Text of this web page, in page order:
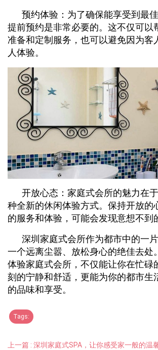
预约体验：为了确保能享受到最
提前预约是非常必要的。这不仅可以
准备和定制服务，也可以避免因为客
人体验。
开放心态：家庭式会所的魅力在
种全新的休闲体验方式。保持开放的
的服务和体验，可能会发现意想不到
深圳家庭式会所作为都市中的一
一个远离尘嚣、放松身心的绝佳去处
体验家庭式会所，不仅能让你在忙碌
刻的宁静和舒适，更能为你的都市生
的品味和享受。
Tags:
上一篇 : 深圳家庭式SPA，让你感受家一般的温